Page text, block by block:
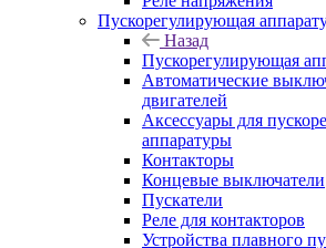
Пускорегулирующая
Назад
Пускорегулирующая
Автоматические
двигателей
Аксессуары для
аппаратуры
Контакторы
Концевые выключатели
Пускатели
Реле для контакторов
Устройства плавного